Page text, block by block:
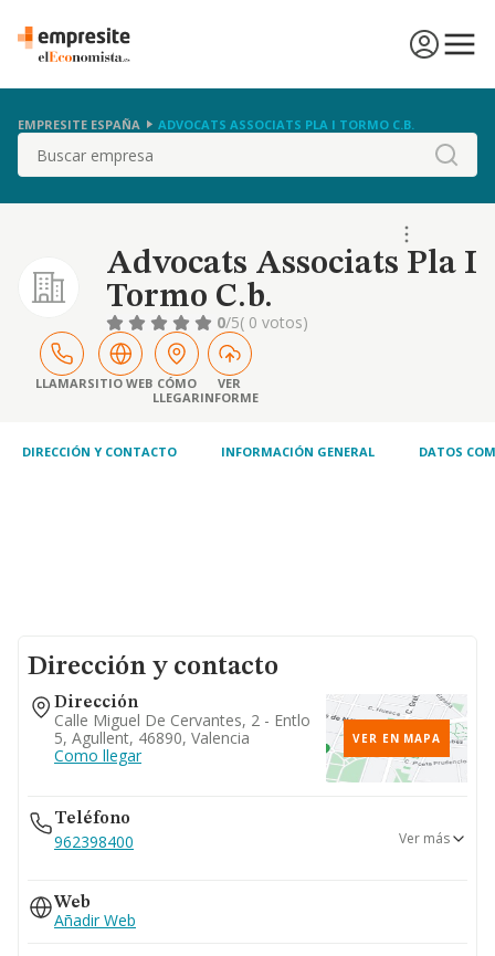
EMPRESITE ESPAÑA ADVOCATS ASSOCIATS PLA I TORMO C.B.
Buscar
Advocats Associats Pla I
Tormo C.b.
0/5( 0 votos)
LLAMARSITIO WEB CÓMO
LLEGAR
VER
INFORME
DIRECCIÓN Y CONTACTO INFORMACIÓN GENERAL DATOS
Dirección y contacto
Dirección
Calle Miguel De Cervantes, 2 - Entlo
5, Agullent, 46890, Valencia
Como llegar
VER EN MAPA
Teléfono
962398400
962907632
Ver más
Web
Añadir Web